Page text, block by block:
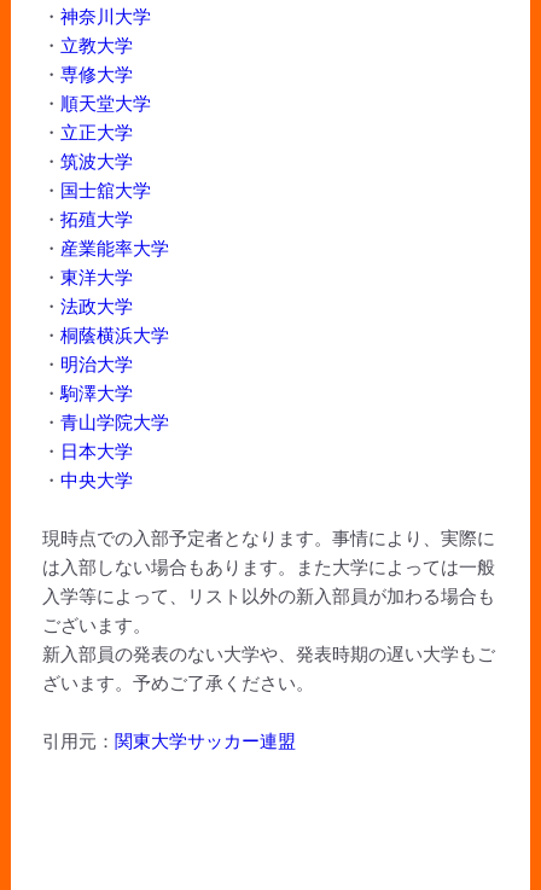
・ 神奈川大学
・ 立教大学
・ 専修大学
・ 順天堂大学
・ 立正大学
・ 筑波大学
・ 国士舘大学
・ 拓殖大学
・ 産業能率大学
・ 東洋大学
・ 法政大学
・ 桐蔭横浜大学
・ 明治大学
・ 駒澤大学
・ 青山学院大学
・ 日本大学
・ 中央大学
現時点での入部予定者となります。事情により、実際に
は入部しない場合もあります。また大学によっては一般
入学等によって、リスト以外の新入部員が加わる場合も
ございます。
新入部員の発表のない大学や、発表時期の遅い大学もご
ざいます。予めご了承ください。
引用元： 関東大学サッカー連盟